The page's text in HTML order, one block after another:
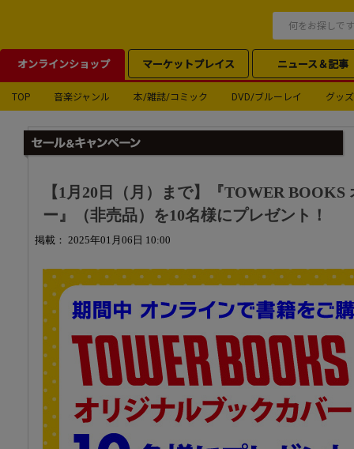
オンラインショップ マーケットプレイス ニュース＆記事
TOP 音楽ジャンル 本/雑誌/コミック DVD/ブルーレイ グッズ
【1月20日（月）まで】『TOWER
ー』（非売品）を10名様にプレゼント！
掲載： 2025年01月06日 10:00